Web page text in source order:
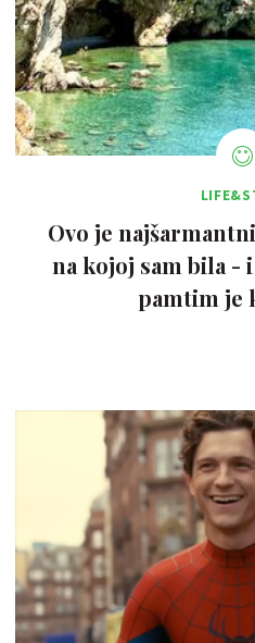
Ovo je
na kojoj sam bila -
pamtim je